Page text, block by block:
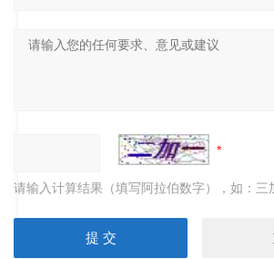
请输入计算结果（填写阿拉伯数字），如：三